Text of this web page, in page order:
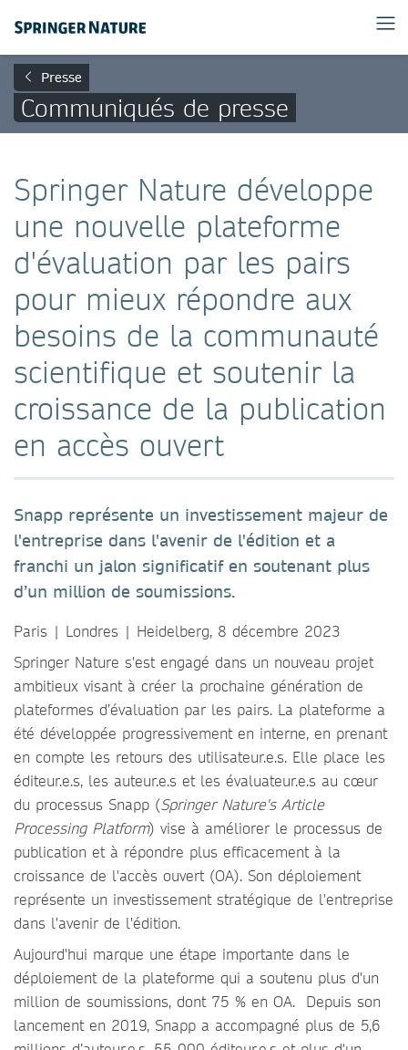
Presse
Communiqués de presse
Springer Nature développe
une nouvelle plateforme
d'évaluation par les pairs
pour mieux répondre aux
besoins de la communauté
scientifique et soutenir la
croissance de la publication
en accès ouvert
Snapp représente un investissement majeur de
l'entreprise dans l'avenir de l'édition et a
franchi un jalon significatif en soutenant plus
d’un million de soumissions.
Paris | Londres | Heidelberg, 8 décembre 2023
Springer Nature s'est engagé dans un nouveau projet
ambitieux visant à créer la prochaine génération de
plateformes d’évaluation par les pairs. La plateforme a
été développée progressivement en interne, en prenant
en compte les retours des utilisateur.e.s. Elle place les
éditeur.e.s, les auteur.e.s et les évaluateur.e.s au cœur
du processus Snapp (Springer Nature's Article
Processing Platform) vise à améliorer le processus de
publication et à répondre plus efficacement à la
croissance de l'accès ouvert (OA). Son déploiement
représente un investissement stratégique de l'entreprise
dans l'avenir de l'édition.
Aujourd'hui marque une étape importante dans le
déploiement de la plateforme qui a soutenu plus d'un
million de soumissions, dont 75 % en OA. Depuis son
lancement en 2019, Snapp a accompagné plus de 5,6